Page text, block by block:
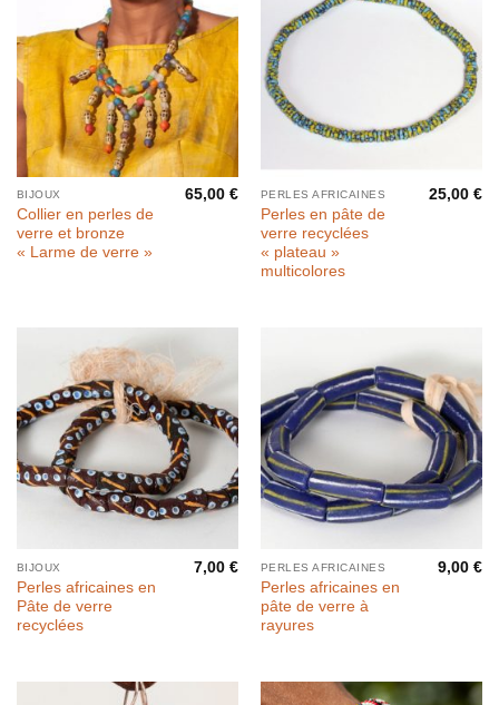
BIJOUX
Collier en perles de
verre et bronze
« Larme de verre »
65,00€ PERLES AFRICAINES
Perles en pâte de
verre recyclées
« plateau »
multicolores
25,00€
BIJOUX
Perles africaines en
Pâte de verre
recyclées
7,00€ PERLES AFRICAINES
Perles africaines en
pâte de verre à
rayures
9,00€